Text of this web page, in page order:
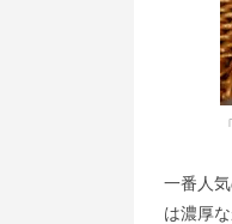
一番人
は濃厚